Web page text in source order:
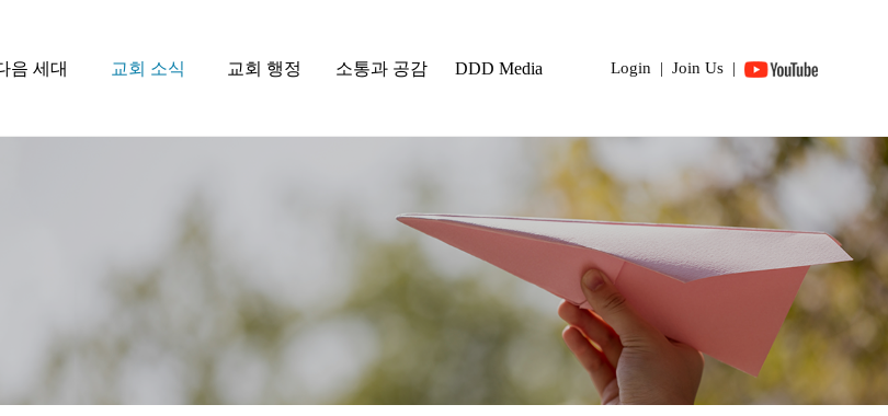
음 세대 교회 소식 교회 행정 소통과 공감 DDD Media Login | Join Us |